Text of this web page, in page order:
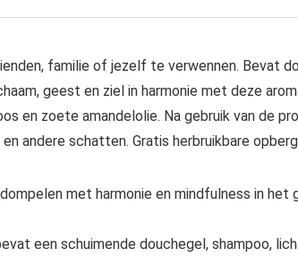
familie of jezelf te verwennen. Bevat
geest en ziel in harmonie met deze
en zoete amandelolie. Na gebruik van de
andere schatten. Gratis herbruikbare
met harmonie en mindfulness in het
een schuimende douchegel, shampoo,